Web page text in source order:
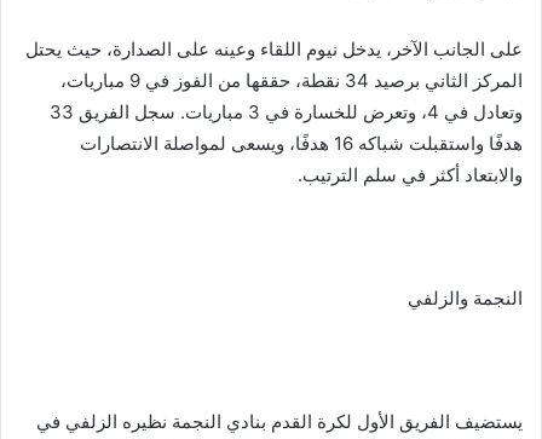
على الجانب الآخر، يدخل نيوم اللقاء وعينه على الصدارة، حيث يحتل
المركز الثاني برصيد 34 نقطة، حققها من الفوز في 9 مباريات،
وتعادل في 4، وتعرض للخسارة في 3 مباريات. سجل الفريق 33
هدفًا واستقبلت شباكه 16 هدفًا، ويسعى لمواصلة الانتصارات
والابتعاد أكثر في سلم الترتيب.
النجمة والزلفي
يستضيف الفريق الأول لكرة القدم بنادي النجمة نظيره الزلفي في